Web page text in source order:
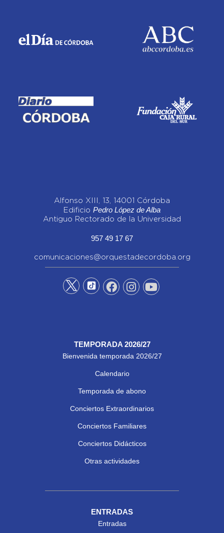
Alfonso XIII, 13, 14001 Córdoba
Edificio Pedro López de Alba
Antiguo Rectorado de la Universidad
957 49 17 67
comunicaciones@orquestadecordoba.org
TEMPORADA 2026/27
Bienvenida temporada 2026/27
Calendario
Temporada de abono
Conciertos Extraordinarios
Conciertos Familiares
Conciertos Didácticos
Otras actividades
ENTRADAS
Entradas